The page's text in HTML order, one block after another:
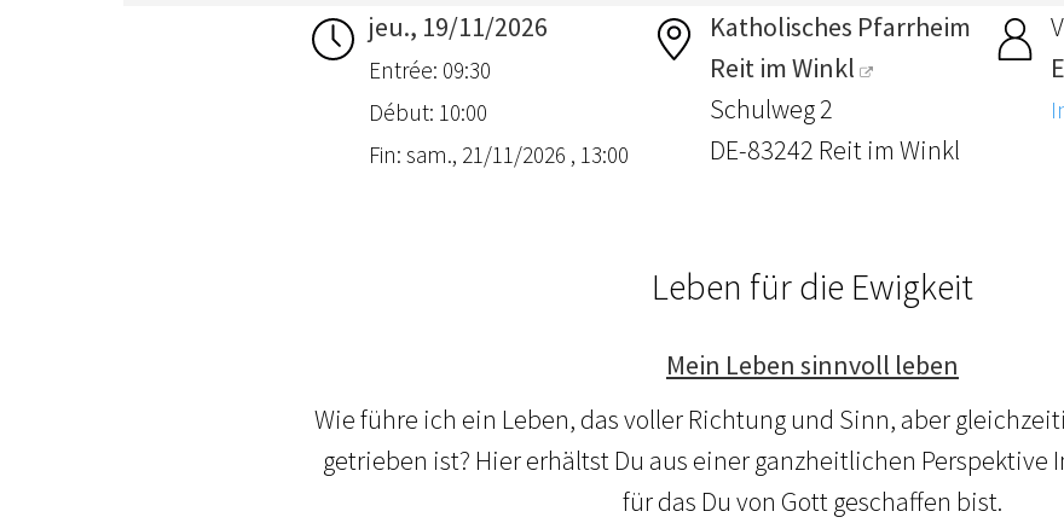
jeu., 19/11/2026
Entrée: 09:30
Début: 10:00
Fin: sam., 21/11/2026 , 13:00
Katholisches Pfarrheim
Reit im Winkl
Schulweg 2
DE-83242 Reit im Winkl
Leben für die Ewigkeit
Mein Leben sinnvoll leben
Wie führe ich ein Leben, das voller Richtung und Sinn, aber
getrieben ist? Hier erhältst Du aus einer ganzheitlichen Perspektive
für das Du von Gott geschaffen bist.